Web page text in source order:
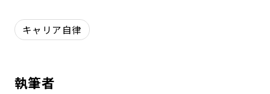
キャリア自律
執筆者